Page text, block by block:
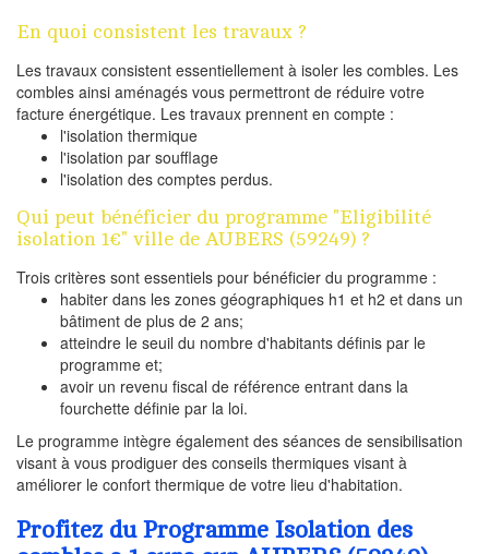
En quoi consistent les travaux ?
Les travaux consistent essentiellement à isoler les combles. Les
combles ainsi aménagés vous permettront de réduire votre
facture énergétique. Les travaux prennent en compte :
l'isolation thermique
l'isolation par soufflage
l'isolation des comptes perdus.
Qui peut bénéficier du programme "Eligibilité
isolation 1€" ville de AUBERS (59249) ?
Trois critères sont essentiels pour bénéficier du programme :
habiter dans les zones géographiques h1 et h2 et dans un
bâtiment de plus de 2 ans;
atteindre le seuil du nombre d'habitants définis par le
programme et;
avoir un revenu fiscal de référence entrant dans la
fourchette définie par la loi.
Le programme intègre également des séances de sensibilisation
visant à vous prodiguer des conseils thermiques visant à
améliorer le confort thermique de votre lieu d'habitation.
Profitez du Programme Isolation des